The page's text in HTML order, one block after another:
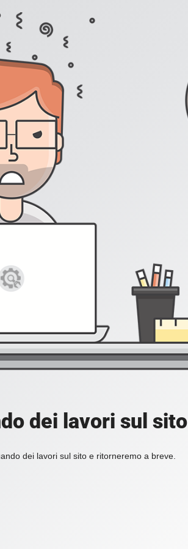
dei lavori sul sito
dei lavori sul sito e ritorneremo a breve.